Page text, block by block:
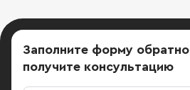
Заполните форму
получите консультацию